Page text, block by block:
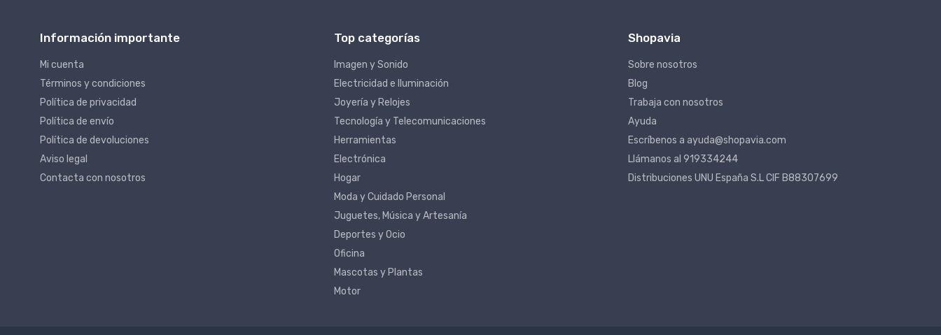
Información importante
Mi cuenta
Términos y condiciones
Política de privacidad
Política de envío
Política de devoluciones
Aviso legal
Contacta con nosotros
Top categorías
Imagen y Sonido
Electricidad e Iluminación
Joyería y Relojes
Tecnología y Telecomunicaciones
Herramientas
Electrónica
Hogar
Moda y Cuidado Personal
Juguetes, Música y Artesanía
Deportes y Ocio
Oficina
Mascotas y Plantas
Motor
Shopavia
Sobre nosotros
Blog
Trabaja con nosotros
Ayuda
Escríbenos a ayuda@shopavia.com
Llámanos al 919334244
Distribuciones UNU España S.L CIF B88307699